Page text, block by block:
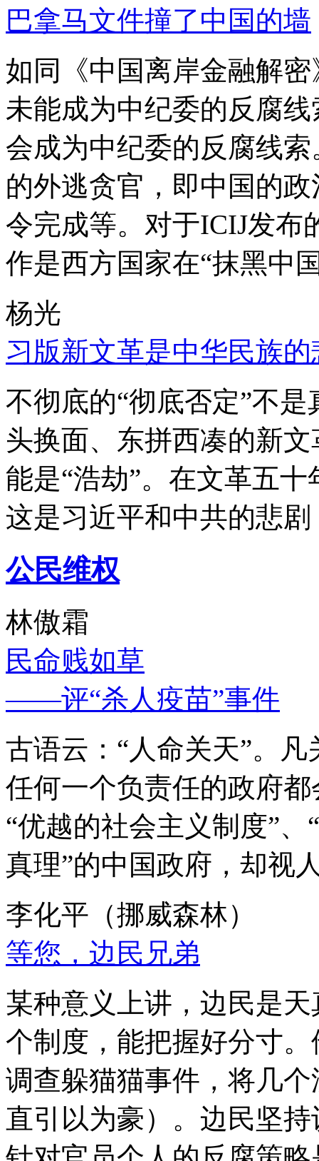
巴拿马文件撞了中国的墙
如同《中国离岸金融解
未能成为中纪委的反腐
会成为中纪委的反腐线
的外逃贪官，即中国的
令完成等。对于ICIJ发布
作是西方国家在“抹黑中
杨光
习版新文革是中华民族的
不彻底的“彻底否定”不
头换面、东拼西凑的新
能是“浩劫”。在文革五
这是习近平和中共的悲
公民维权
林傲霜
民命贱如草
——评“杀人疫苗”事件
古语云：“人命关天”。
任何一个负责任的政府
“优越的社会主义制度”
真理”的中国政府，却视
李化平（挪威森林）
等您，边民兄弟
某种意义上讲，边民是
个制度，能把握好分寸
调查躲猫猫事件，将几
直引以为豪）。边民坚